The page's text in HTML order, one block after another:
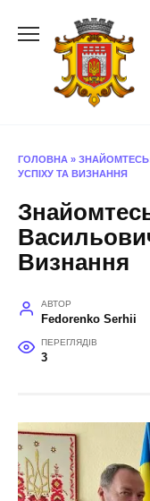
ГОЛОВНА » ЗНАЙОМТЕСЬ:
УСПІХУ ТА ВИЗНАННЯ
Визнання
АВТОР
Fedorenko Serhii
ПЕРЕГЛЯДІВ
3